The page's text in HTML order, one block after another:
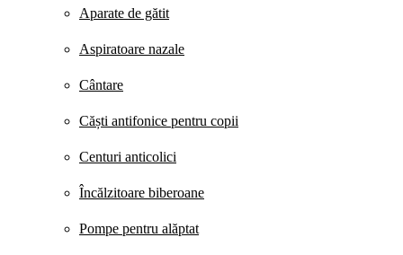
Aparate de gătit
Aspiratoare nazale
Cântare
Căști antifonice pentru copii
Centuri anticolici
Încălzitoare biberoane
Pompe pentru alăptat